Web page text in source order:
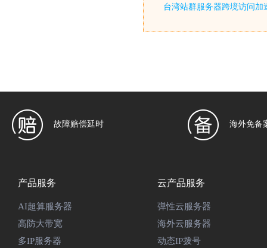
台湾站群服务器跨境访问加
故障赔偿延时 海外免备
产品服务
AI超算服务器
高防大带宽
多IP服务器
云产品服务
弹性云服务器
海外云服务器
动态IP拨号